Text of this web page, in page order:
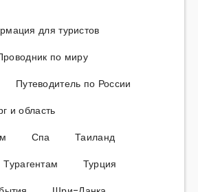
для туристов
по миру
Путеводитель по России
и область
Спа
Таиланд
Турагентам
Турция